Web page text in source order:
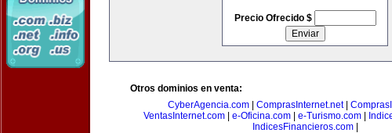
Precio Ofrecido $
Otros dominios en venta:
CyberAgencia.com| ComprasInternet.net|
VentasInternet.com
e-Oficina.com e-Turismo.com
IndicesFinancieros.com|